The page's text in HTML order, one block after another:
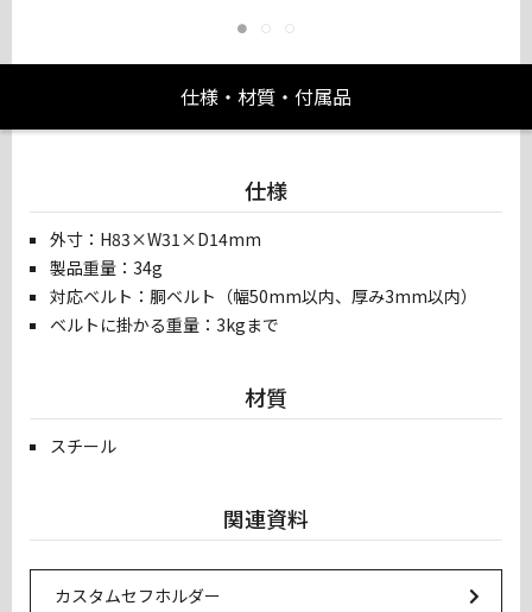
仕様・材質・付属品
仕様
外寸：H83×W31×D14mm
製品重量：34g
対応ベルト：胴ベルト（幅50mm以内、厚み3mm以内）
ベルトに掛かる重量：3kgまで
材質
スチール
関連資料
カスタムセフホルダー